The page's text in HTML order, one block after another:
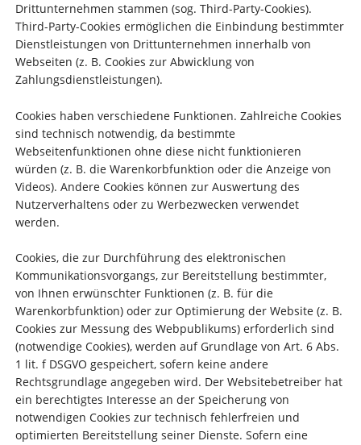
Drittunternehmen stammen (sog. Third-Party-Cookies).
Third-Party-Cookies ermöglichen die Einbindung bestimmter
Dienstleistungen von Drittunternehmen innerhalb von
Webseiten (z. B. Cookies zur Abwicklung von
Zahlungsdienstleistungen).
Cookies haben verschiedene Funktionen. Zahlreiche Cookies
sind technisch notwendig, da bestimmte
Webseitenfunktionen ohne diese nicht funktionieren
würden (z. B. die Warenkorbfunktion oder die Anzeige von
Videos). Andere Cookies können zur Auswertung des
Nutzerverhaltens oder zu Werbezwecken verwendet
werden.
Cookies, die zur Durchführung des elektronischen
Kommunikationsvorgangs, zur Bereitstellung bestimmter,
von Ihnen erwünschter Funktionen (z. B. für die
Warenkorbfunktion) oder zur Optimierung der Website (z. B.
Cookies zur Messung des Webpublikums) erforderlich sind
(notwendige Cookies), werden auf Grundlage von Art. 6 Abs.
1 lit. f DSGVO gespeichert, sofern keine andere
Rechtsgrundlage angegeben wird. Der Websitebetreiber hat
ein berechtigtes Interesse an der Speicherung von
notwendigen Cookies zur technisch fehlerfreien und
optimierten Bereitstellung seiner Dienste. Sofern eine